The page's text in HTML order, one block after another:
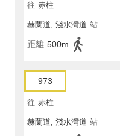
往 赤柱
赫蘭道, 淺水灣道 站
距離 500m
973
往 赤柱
赫蘭道, 淺水灣道 站